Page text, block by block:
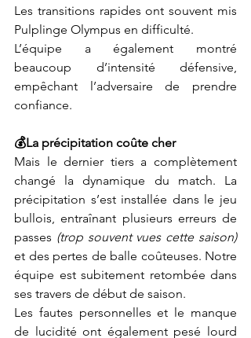
Les transitions rapides ont souvent mis
Pulplinge Olympus en difficulté.
L’équipe a également montré
beaucoup d’intensité défensive,
empêchant l’adversaire de prendre
confiance.
💰La précipitation coûte cher
Mais le dernier tiers a complètement
changé la dynamique du match. La
précipitation s’est installée dans le jeu
bullois, entraînant plusieurs erreurs de
passes (trop souvent vues cette saison)
et des pertes de balle coûteuses. Notre
équipe est subitement retombée dans
ses travers de début de saison.
Les fautes personnelles et le manque
de lucidité ont également pesé lourd